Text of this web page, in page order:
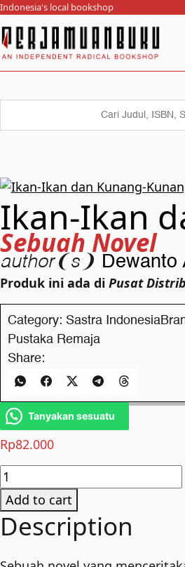
Indonesia's local bookshop
Ikan-Ikan
Sebuah Novel
author❨s❩ Dewanto
Rp82.000
Produk ini ada di Pusat
Ikan-
Ikan
dan
Kunang-
Add to cart
Category: Sastra Indonesia
Pustaka Remaja
Share:
Tanyakan sesuatu
Description